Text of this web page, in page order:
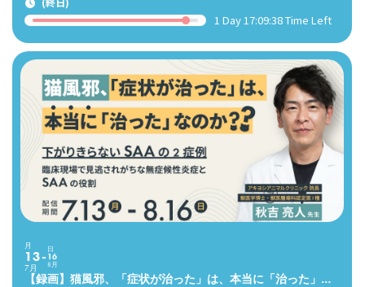
1 Day 17:09:36 Time Left
月
13
7月
日
16
8月
【録画】猫風邪、「症状が治った」は、本当に「治った」なのか？（秋吉亮人先生）